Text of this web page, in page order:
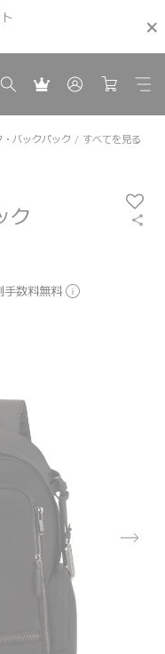
ト
バックパック
すべてを見る
ク
手数料無料